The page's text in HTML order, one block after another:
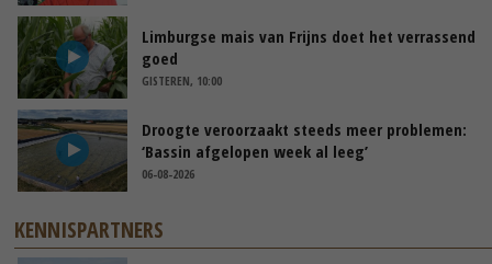
Limburgse mais van Frijns doet het verrassend
goed
GISTEREN, 10:00
Droogte veroorzaakt steeds meer problemen:
‘Bassin afgelopen week al leeg’
06-08-2026
KENNISPARTNERS